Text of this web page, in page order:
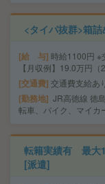
<タイパ抜群>箱
給 与 時給1100円 ※
【月収例】19.0万円（
交通費 交通費支給あ
勤務地 JR高徳線 徳
転車、バイク、マイカ
転籍実績有 最大
[派遣]